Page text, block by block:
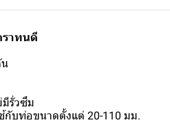
ราทนดี
มีรั่วซึม
กับท่อขนาดตั้งแต่ 20-110 มม.